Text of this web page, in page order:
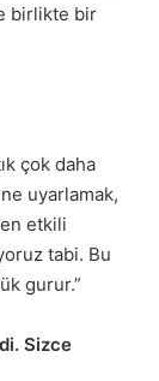
birlikte bir
çok daha
uyarlamak,
etkili
tabi. Bu
gurur.”
Sizce